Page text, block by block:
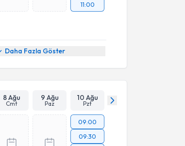
11:00
Daha Fazla Göster
8 Ağu
Cmt
9 Ağu
Paz
10 Ağu
Pzt
09:00
09:30